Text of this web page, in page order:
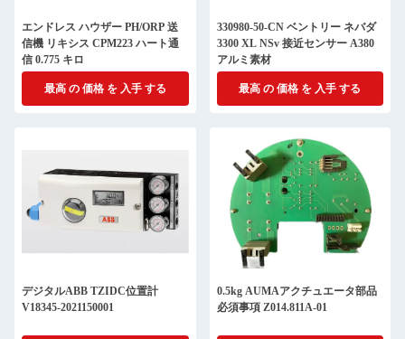
エンドレス ハウザー PH/ORP 送
信機 リキシス CPM223 ハート通
信 0.775 キロ
最高 の 価格 を 入手 する
330980-50-CN ベントリー ネバダ
3300 XL NSv 接近センサー A380
アルミ素材
最高 の 価格 を 入手 する
デジタルABB TZIDC位置計
V18345-2021150001
0.5kg AUMAアクチュエータ部品
必須事項 Z014.811A-01